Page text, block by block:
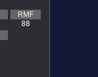
RMF
88